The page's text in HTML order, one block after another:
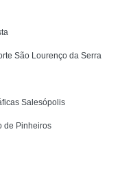
São Lourenço da Serra
Salesópolis
de Pinheiros